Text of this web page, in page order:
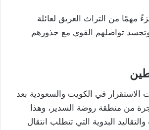
مهمًا من التراث العريق لعائلة
وتجسد تواصلهم القوي مع جذورهم
الاستقرار في الكويت والسعودية بعد
من منطقة روضة السدير، وهذا
البدوية التي تتطلب انتقال